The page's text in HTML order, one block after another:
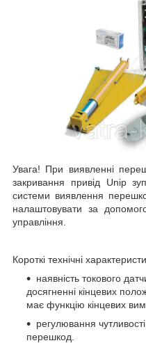
Увага! При виявленні
закривання привід Unip
системи виявлення
налаштовувати за
управління.
Короткі технічні
наявність токового
досягненні кінцевих
має функцію кінцевих
регулювання
перешкод.